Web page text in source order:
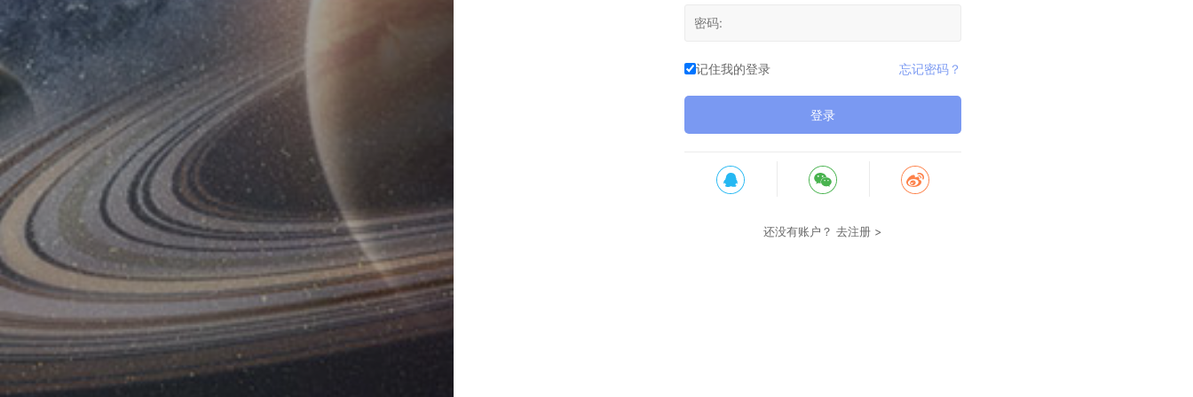
记住我的登录 忘记密码？
登录
还没有账户？去注册 >